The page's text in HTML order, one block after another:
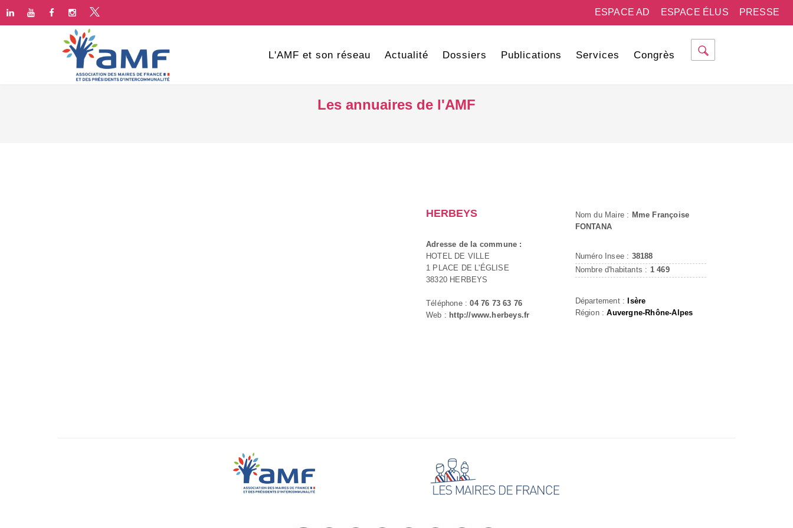
PRESSE
ESPACE ÉLUS
ESPACE AD
L'AMF et son réseau Actualité Dossiers Publications Services Congrès
Les annuaires de l'AMF
HERBEYS
Adresse de la commune :
HOTEL DE VILLE
1 PLACE DE L'ÉGLISE
38320 HERBEYS
Téléphone :04 76 73 63 76
Web : http://www.herbeys.fr
Nom du Maire : Mme Françoise
FONTANA
Numéro Insee : 38188
Nombre d'habitants : 1 469
Département :
Isère
Région :Auvergne-Rhône-Alpes